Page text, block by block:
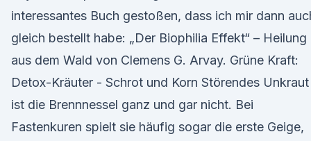
interessantes Buch gestoßen, dass ich mir dann
gleich bestellt habe: „Der Biophilia Effekt“ – Heilung
aus dem Wald von Clemens G. Arvay. Grüne Kraft:
Detox-Kräuter - Schrot und Korn Störendes Unkraut
ist die Brennnessel ganz und gar nicht. Bei
Fastenkuren spielt sie häufig sogar die erste Geige,